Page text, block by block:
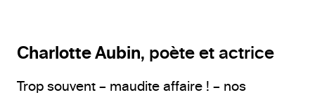
Charlotte Aubin, poète et actrice
Trop souvent – maudite affaire ! – nos